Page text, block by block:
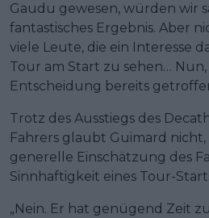
Gaudu gewesen, würden wir
fantastisches Ergebnis. Aber
viele Leute, die ein Interesse
Tour am Start zu sehen… Nun,
Entscheidung bereits
Trotz des Ausstiegs des
Fahrers glaubt Guimard nicht,
generelle Einschätzung des
Sinnhaftigkeit eines Tour-
„Nein. Er hat genügend Zeit